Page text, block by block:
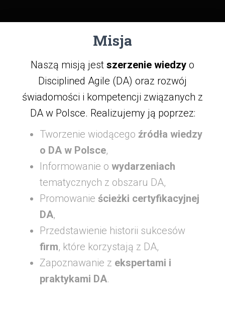
Misja
Naszą misją jest szerzenie wiedzy o
Disciplined Agile (DA) oraz rozwój
świadomości i kompetencji związanych z
DA w Polsce. Realizujemy ją poprzez:
Tworzenie wiodącego źródła wiedzy
o DA w Polsce,
Informowanie o wydarzeniach
tematycznych z obszaru DA,
Promowanie ścieżki certyfikacyjnej
DA,
Przedstawienie historii sukcesów
firm, które korzystają z DA,
Zapoznawanie z ekspertami i
praktykami DA.